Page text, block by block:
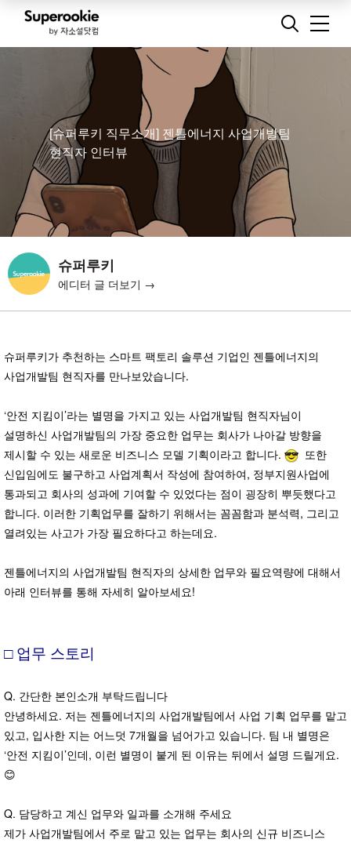
[슈퍼루키 직무소개] 젠틀에너지 사업개발팀
현직자 인터뷰
슈퍼루키
에디터 글 더보기 →
슈퍼루키가 추천하는 스마트 팩토리 솔루션 기업인 젠틀에너지의
사업개발팀 현직자를 만나보았습니다.
‘안전 지킴이’라는 별명을 가지고 있는 사업개발팀 현직자님이
설명하신 사업개발팀의 가장 중요한 업무는 회사가 나아갈 방향을
제시할 수 있는 새로운 비즈니스 모델 기획이라고 합니다.
또한
신입임에도 불구하고 사업계획서 작성에 참여하여, 정부지원사업에
통과되고 회사의 성과에 기여할 수 있었다는 점이 굉장히 뿌듯했다고
합니다. 이러한 기획업무를 잘하기 위해서는 꼼꼼함과 분석력, 그리고
열려있는 사고가 가장 필요하다고 하는데요.
젠틀에너지의 사업개발팀 현직자의 상세한 업무와 필요역량에 대해서
아래 인터뷰를 통해 자세히 알아보세요!
□ 업무 스토리
Q. 간단한 본인소개 부탁드립니다
안녕하세요. 저는 젠틀에너지의 사업개발팀에서 사업 기획 업무를 맡고
있고, 입사한 지는 어느덧 7개월을 넘어가고 있습니다. 팀 내 별명은
‘안전 지킴이’인데, 이런 별명이 붙게 된 이유는 뒤에서 설명 드릴게요.
😊
Q. 담당하고 계신 업무와 일과를 소개해 주세요
제가 사업개발팀에서 주로 맡고 있는 업무는 회사의 신규 비즈니스